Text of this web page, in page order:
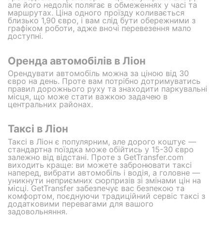
але його недолік полягає в обмеженнях у часі та
маршрутах. Ціна одного проїзду коливається
близько 1,90 євро, і вам слід бути обережними з
графіком роботи, адже вночі перевезення мало
доступні.
Оренда автомобілів в Ліон
Орендувати автомобіль можна за ціною від 30
євро на день. Проте вам потрібно дотримуватись
правил дорожнього руху та знаходити паркувальні
місця, що може стати важкою задачею в
центральних районах.
Таксі в Ліон
Таксі в Ліон є популярним, але дорого коштує —
стандартна поїздка може обійтись у 15-30 євро
залежно від відстані. Проте з GetTransfer.com
виходить краще: ви можете забронювати таксі
наперед, вибрати автомобіль і водія, а головне —
уникнути неприємних сюрпризів зі змінами цін на
місці. GetTransfer забезпечує вас безпекою та
комфортом, поєднуючи традиційний сервіс таксі з
додатковими перевагами для вашого
задовольняння.